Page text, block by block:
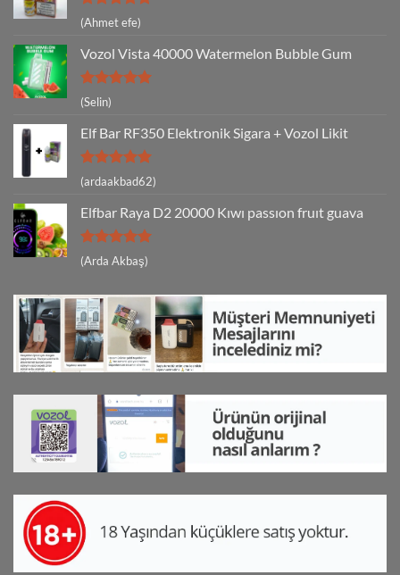
5 üzerinden
5
(Ahmet efe)
Vozol Vista 40000 Watermelon Bubble Gum
5 üzerinden
5
oy aldı
(Selin)
Elf Bar RF350 Elektronik Sigara + Vozol Likit
5 üzerinden
5
(ardaakbad62)
Elfbar Raya D2 20000 Kıwı passıon fruıt guava
5 üzerinden
5
(Arda Akbaş)